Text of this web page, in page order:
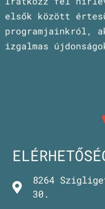
8264
30.
elsők között
programjainkról,
izgalmas